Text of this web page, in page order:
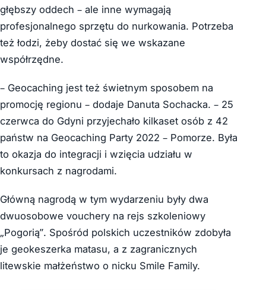
głębszy oddech – ale inne wymagają
profesjonalnego sprzętu do nurkowania. Potrzeba
też łodzi, żeby dostać się we wskazane
współrzędne.
– Geocaching jest też świetnym sposobem na
promocję regionu – dodaje Danuta Sochacka. – 25
czerwca do Gdyni przyjechało kilkaset osób z 42
państw na Geocaching Party 2022 – Pomorze. Była
to okazja do integracji i wzięcia udziału w
konkursach z nagrodami.
Główną nagrodą w tym wydarzeniu były dwa
dwuosobowe vouchery na rejs szkoleniowy
„Pogorią”. Spośród polskich uczestników zdobyła
je geokeszerka matasu, a z zagranicznych
litewskie małżeństwo o nicku Smile Family.